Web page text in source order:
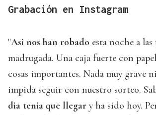
Grabación en Instagram
"Asi nos han robado esta noche a las
madrugada. Una caja fuerte con
cosas importantes. Nada muy grave
impida seguir con nuestro sorteo.
dia tenia que llegar y ha sido hoy.